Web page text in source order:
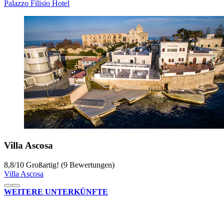
Palazzo Filisio Hotel
Villa Ascosa
8,8/10 Großartig! (9 Bewertungen)
Villa Ascosa
WEITERE UNTERKÜNFTE